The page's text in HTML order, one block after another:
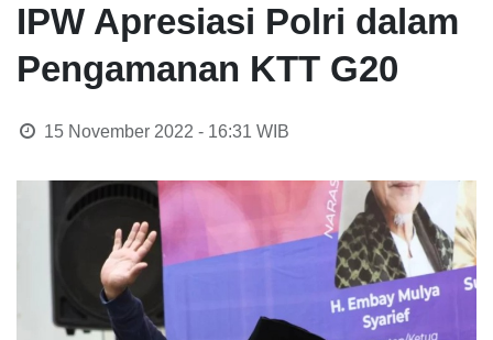
IPW Apresiasi Polri dalam
Pengamanan KTT G20
15 November 2022 - 16:31 WIB